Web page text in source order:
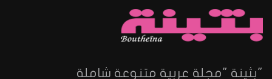
"بثينة "مجلة عربية متنوعة شاملة